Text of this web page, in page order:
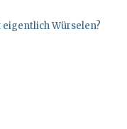
eigentlich Würselen?